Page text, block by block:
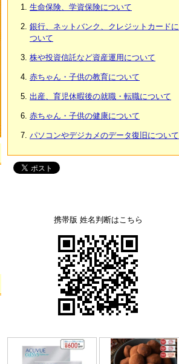
生命保険、学資保険について
銀行、ネットバンク、クレジットカードに
ついて
株や投資信託など資産運用について
赤ちゃん・子供の教育について
出産、育児休暇後の就職・転職について
赤ちゃん・子供の健康について
パソコンやデジカメのデータ復旧について
携帯版 姓名判断はこちら